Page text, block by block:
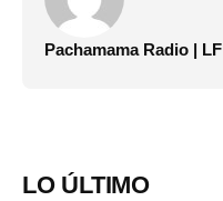
Pachamama Radio | LF
LO ÚLTIMO